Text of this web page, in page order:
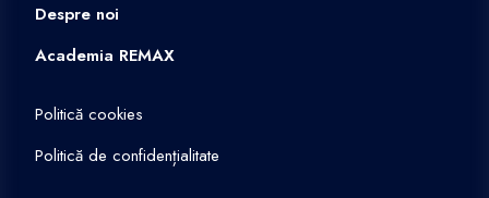
Despre noi
Academia REMAX
Politică cookies
Politică de confidențialitate